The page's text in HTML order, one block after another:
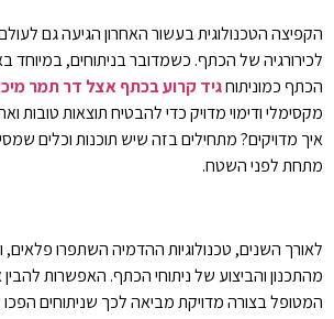
הקפיצה הטכנולוגית בעשור האחרון הגיעה גם
לכירורגיה של הכתף. כשמדובר בניתוחים, במיוחד
הכתף כמוניתוחגיד קרוע בכתף אצל דר תמר
מקסימלי ודימוי מדויק כדי להבטיח תוצאות טובות
איך מדויקים? מתחילים בזה שיש תוכנות וכלים
מתחת לפני השטח.
לאורך השנים, טכנולוגיות ההדמיה השתפרו
מהתכנון והביצוע של ניתוחי הכתף. האפשרות
המטופל בצורה מדויקת מביאה לכך שניתוחים הפכו